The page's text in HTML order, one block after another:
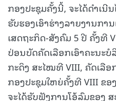
ກອງປະຊຸມຄັ້ງນີ້, ຈະໄດ້ດໍາເນີນ
ຮັບຮອງເອົາຮ່າງລາຍງານກ
ເສດຖະກິດ-ສັງຄົມ 5 ປີ ຄັ້ງທີ
ປ່ອນບັດຄັດເລືອກເອົາຄະນະ
ກະດິງ ສະໄໝທີ VIII, ຄັດເລື
ກອງປະຊຸມໃຫຍ່ຄັ້ງທີ VIII ຂອ
ຈະໄດ້ຮັບຟັງການໂອ້ລົມຂອງ